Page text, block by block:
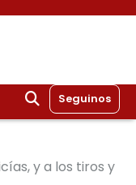
Seguinos
y a los tiros y